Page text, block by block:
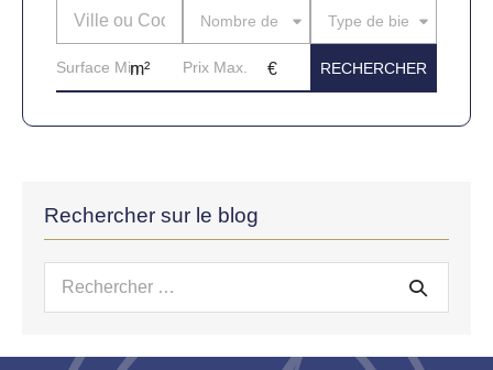
Nombre de piècesType de bien
Rechercher sur le blog
Recherche